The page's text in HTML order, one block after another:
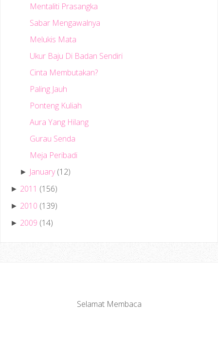
Mentaliti Prasangka
Sabar Mengawalnya
Melukis Mata
Ukur Baju Di Badan Sendiri
Cinta Membutakan?
Paling Jauh
Ponteng Kuliah
Aura Yang Hilang
Gurau Senda
Meja Peribadi
► January (12)
► 2011 (156)
► 2010 (139)
► 2009 (14)
Selamat Membaca